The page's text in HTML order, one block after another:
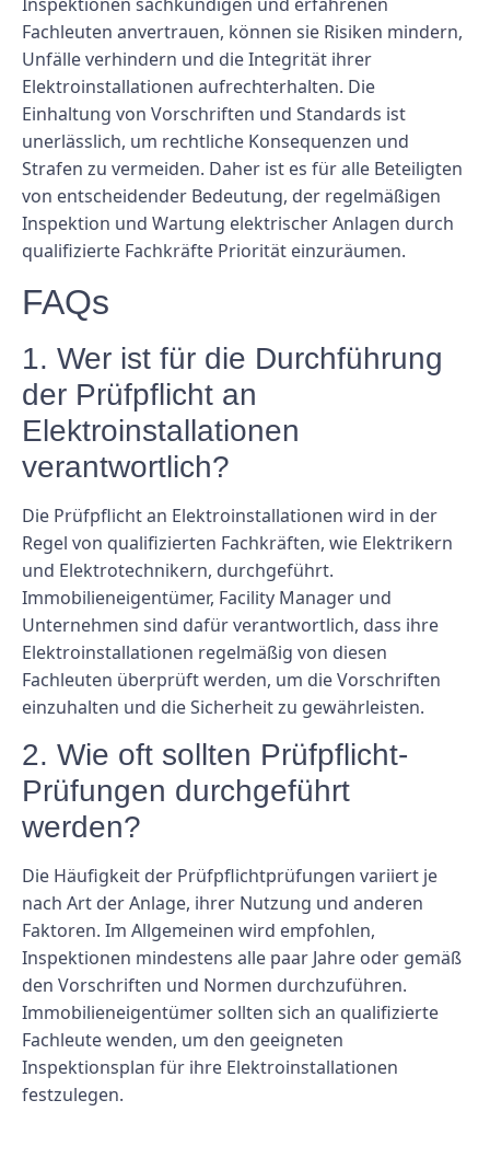
Fachleuten anvertrauen, können sie Risiken mindern,
Unfälle verhindern und die Integrität ihrer
Elektroinstallationen aufrechterhalten. Die
Einhaltung von Vorschriften und Standards ist
unerlässlich, um rechtliche Konsequenzen und
Strafen zu vermeiden. Daher ist es für alle Beteiligten
von entscheidender Bedeutung, der regelmäßigen
Inspektion und Wartung elektrischer Anlagen durch
qualifizierte Fachkräfte Priorität einzuräumen.
FAQs
1. Wer ist für die Durchführung
der Prüfpflicht an
Elektroinstallationen
verantwortlich?
Die Prüfpflicht an Elektroinstallationen wird in der
Regel von qualifizierten Fachkräften, wie Elektrikern
und Elektrotechnikern, durchgeführt.
Immobilieneigentümer, Facility Manager und
Unternehmen sind dafür verantwortlich, dass ihre
Elektroinstallationen regelmäßig von diesen
Fachleuten überprüft werden, um die Vorschriften
einzuhalten und die Sicherheit zu gewährleisten.
2. Wie oft sollten Prüfpflicht-
Prüfungen durchgeführt
werden?
Die Häufigkeit der Prüfpflichtprüfungen variiert je
nach Art der Anlage, ihrer Nutzung und anderen
Faktoren. Im Allgemeinen wird empfohlen,
Inspektionen mindestens alle paar Jahre oder gemäß
den Vorschriften und Normen durchzuführen.
Immobilieneigentümer sollten sich an qualifizierte
Fachleute wenden, um den geeigneten
Inspektionsplan für ihre Elektroinstallationen
festzulegen.